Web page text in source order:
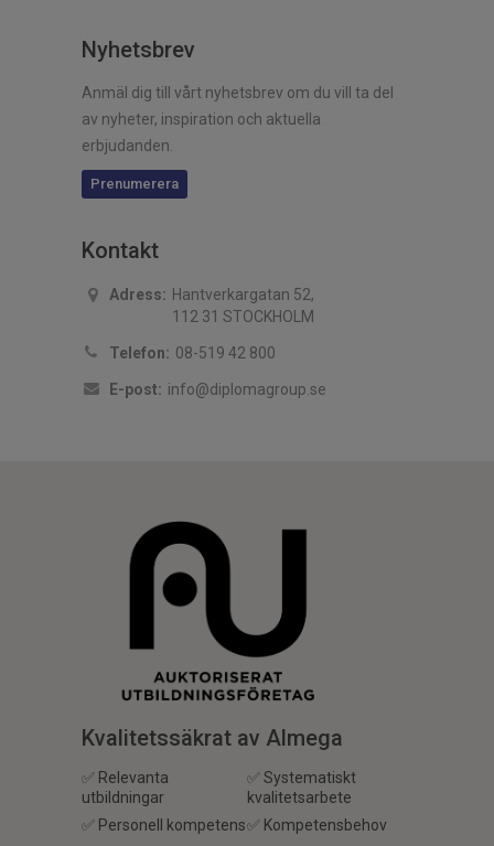
Nyhetsbrev
Anmäl dig till vårt nyhetsbrev om du vill ta del
av nyheter, inspiration och aktuella
erbjudanden.
Prenumerera
Kontakt
Adress: Hantverkargatan 52,
112 31 STOCKHOLM
Telefon: 08-519 42 800
E-post: info@diplomagroup.se
Kvalitetssäkrat av Almega
✅ Relevanta
utbildningar
✅ Personell kompetens
✅ Systematiskt
kvalitetsarbete
✅ Kompetensbehov